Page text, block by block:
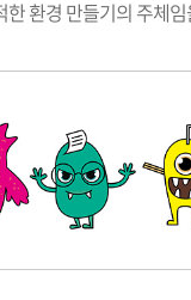
한 환경 만들기의 주체